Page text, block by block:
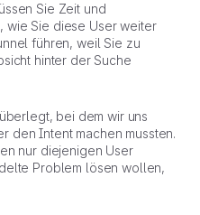
Sie Zeit und
wie Sie diese User weiter
führen, weil Sie zu
hinter der Suche
bei dem wir uns
den Intent machen mussten.
nur diejenigen User
Problem lösen wollen,